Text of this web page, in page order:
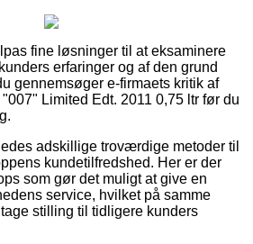
fine løsninger til at eksaminere
erfaringer og af den grund
gennemsøger e-firmaets kritik af
Limited Edt. 2011 0,75 ltr før du
adskillige troværdige metoder til
kundetilfredshed. Her er der
som gør det muligt at give en
service, hvilket på samme
stilling til tidligere kunders